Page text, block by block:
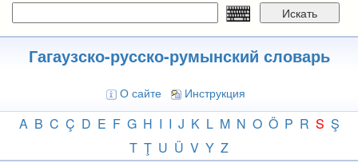
Искать
Гагаузско-русско-румынский словарь
О сайте Инструкция
A B C Ç D E F G H I I J K L M N O Ö P R S Ş
T Ţ U Ü V Y Z